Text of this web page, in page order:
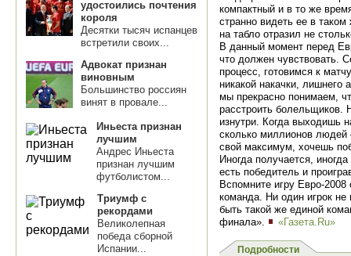
удостоились почтения
короля
Десятки тысяч испанцев
встретили своих...
Адвокат признан
виновным
Большинство россиян
винят в провале...
Иньеста признан
лучшим
Андрес Иньеста
признан лучшим
футболистом...
Триумф с
рекордами
Великолепная
победа сборной
Испании...
компактный и в то же
странно видеть ее в
на табло отразил не
В данный момент перед
что должен чувствовать.
процесс, готовимся к
никакой накачки, лишнего
мы прекрасно понимаем,
расстроить болельщиков.
изнутри. Когда выходишь
сколько миллионов людей
свой максимум, хочешь
Иногда получается,
есть победитель и
Вспомните игру Евро-
команда. Ни один игрок
быть такой же единой
финала».
«Газета.Ru»
Подробности